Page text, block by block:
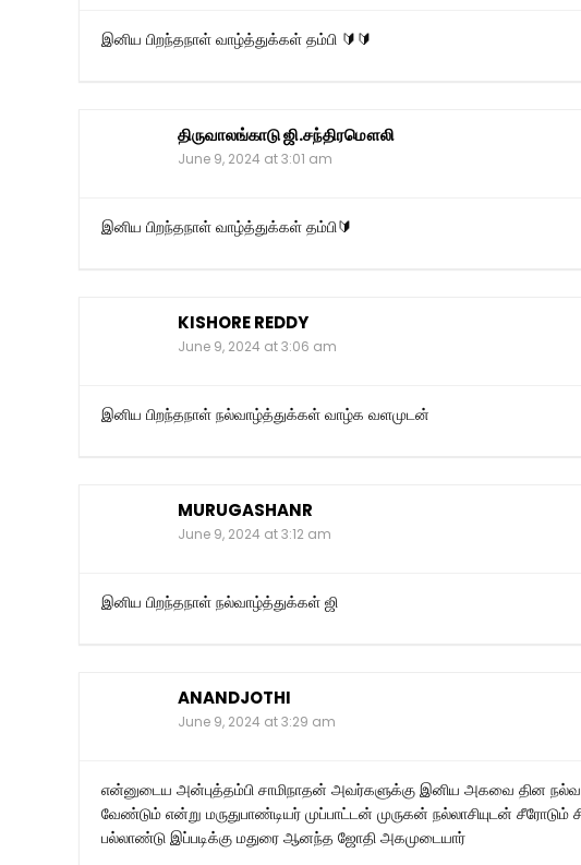
இனிய பிறந்தநாள் வாழ்த்துக்கள் தம்பி 🔰🔰
திருவாலங்காடு ஜி.சந்திரமௌலி
June 9, 2024 at 3:01 am
இனிய பிறந்தநாள் வாழ்த்துக்கள் தம்பி🔰
KISHORE REDDY
June 9, 2024 at 3:06 am
இனிய பிறந்தநாள் நல்வாழ்த்துக்கள் வாழ்க வளமுடன்
MURUGASHANR
June 9, 2024 at 3:12 am
இனிய பிறந்தநாள் நல்வாழ்த்துக்கள் ஜி
ANANDJOTHI
June 9, 2024 at 3:29 am
என்னுடைய அன்புத்தம்பி சாமிநாதன் அவர்களுக்கு இனிய அகவை தின
வேண்டும் என்று மருதுபாண்டியர் முப்பாட்டன் முருகன் நல்லாசியுடன்
பல்லாண்டு இப்படிக்கு மதுரை ஆனந்த ஜோதி அகமுடையார்